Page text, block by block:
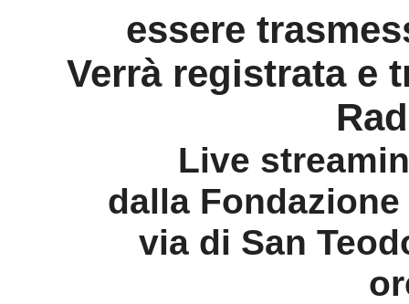
essere
Verrà registrata e
Live
dalla
via di San